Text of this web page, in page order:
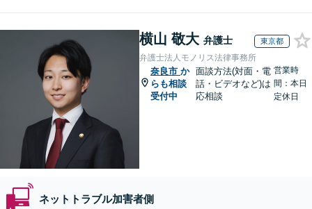
横山 敬大 弁護士 東京都
弁護士法人モノリス法律事務所
奈良市 か
らも相談
受付中
面談方法(対面・電
話・ビデオなど)は
応相談
営業時
間：本日
定休日
ネットトラブル加害者側